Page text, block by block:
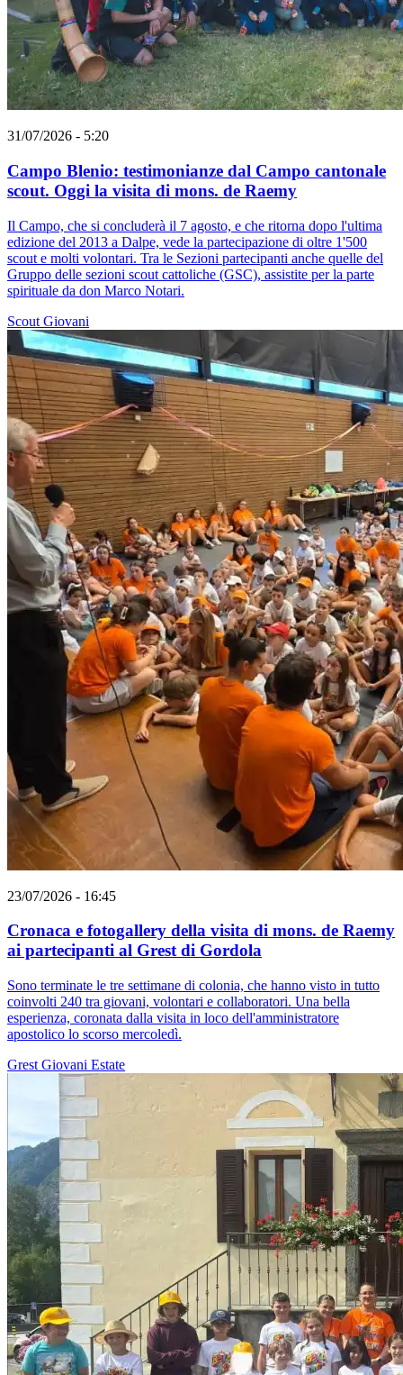
31/07/2026 - 5:20
Campo Blenio: testimonianze dal Campo cantonale
scout. Oggi la visita di mons. de Raemy
Il Campo, che si concluderà il 7 agosto, e che ritorna dopo l'ultima
edizione del 2013 a Dalpe, vede la partecipazione di oltre 1'500
scout e molti volontari. Tra le Sezioni partecipanti anche quelle del
Gruppo delle sezioni scout cattoliche (GSC), assistite per la parte
spirituale da don Marco Notari.
Scout Giovani
23/07/2026 - 16:45
Cronaca e fotogallery della visita di mons. de Raemy
ai partecipanti al Grest di Gordola
Sono terminate le tre settimane di colonia, che hanno visto in tutto
coinvolti 240 tra giovani, volontari e collaboratori. Una bella
esperienza, coronata dalla visita in loco dell'amministratore
apostolico lo scorso mercoledì.
Grest Giovani Estate